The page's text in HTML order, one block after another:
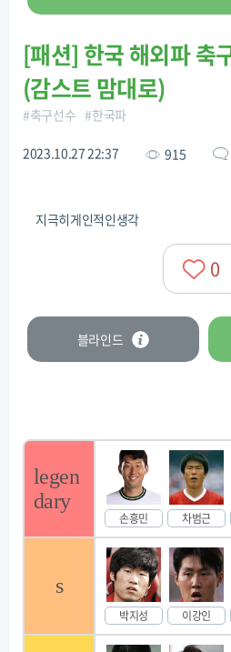
[패션] 한국 해외파 축
(감스트 맘대로)
#축구선수 #한국파
2023.10.27 22:37 915
지극히게인적인생각
0
블라인드
legen
dary
손흥민 차범근
s
박지성 이강인